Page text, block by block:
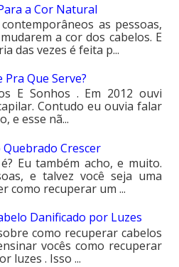
a Cor Natural
as pessoas,
a cor dos cabelos. E
das vezes é feita p...
Que Serve?
E Sonhos . Em 2012 ouvi
Contudo eu ouvia falar
e esse nã...
Quebrado Crescer
Eu também acho, e muito.
e talvez você seja uma
como recuperar um ...
Danificado por Luzes
como recuperar cabelos
vocês como recuperar
luzes . Isso ...